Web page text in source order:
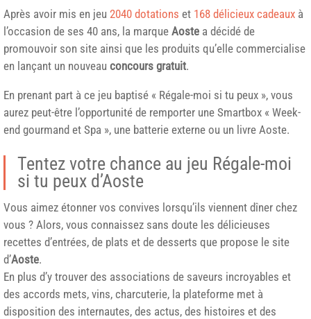
Après avoir mis en jeu 2040 dotations et 168 délicieux cadeaux à
l’occasion de ses 40 ans, la marque Aoste a décidé de
promouvoir son site ainsi que les produits qu’elle commercialise
en lançant un nouveau concours gratuit.
En prenant part à ce jeu baptisé « Régale-moi si tu peux », vous
aurez peut-être l’opportunité de remporter une Smartbox « Week-
end gourmand et Spa », une batterie externe ou un livre Aoste.
Tentez votre chance au jeu Régale-moi
si tu peux d’Aoste
Vous aimez étonner vos convives lorsqu’ils viennent dîner chez
vous ? Alors, vous connaissez sans doute les délicieuses
recettes d’entrées, de plats et de desserts que propose le site
d’Aoste.
En plus d’y trouver des associations de saveurs incroyables et
des accords mets, vins, charcuterie, la plateforme met à
disposition des internautes, des actus, des histoires et des